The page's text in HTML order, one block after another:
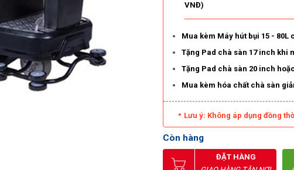
VNĐ)
Mua kèm Máy hút bụi 15 - 80L
Tặng Pad chà sàn 17 inch khi
Tặng Pad chà sàn 20 inch
Mua kèm hóa chất chà sàn
Lưu ý: Không áp dụng đồng
Còn hàng
ĐẶT HÀNG